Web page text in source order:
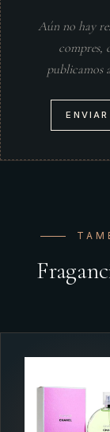
Aún no hay
compres,
publicamos